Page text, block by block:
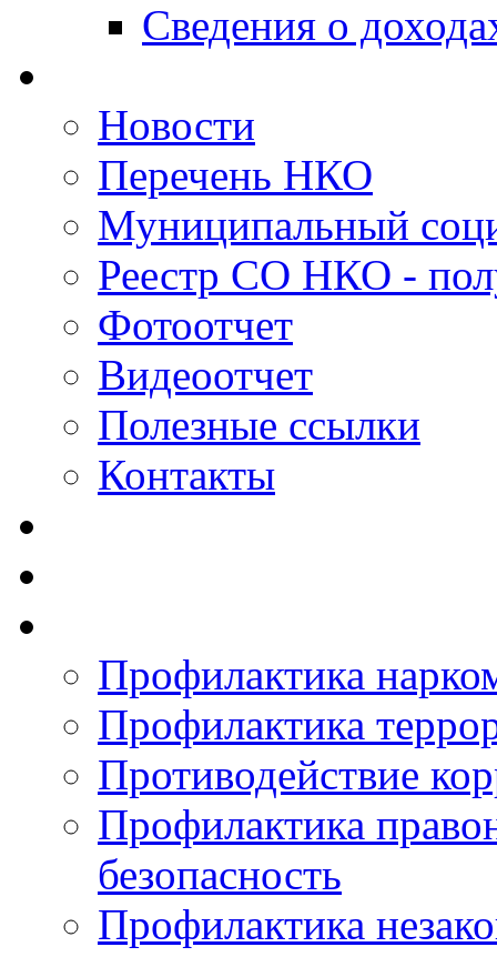
Сведения о
Новости
Перечень НКО
Муниципальный
Реестр СО НКО -
Фотоотчет
Видеоотчет
Полезные ссылки
Контакты
Профилактика
Профилактика
Противодействие
Профилактика
безопасность
Профилактика